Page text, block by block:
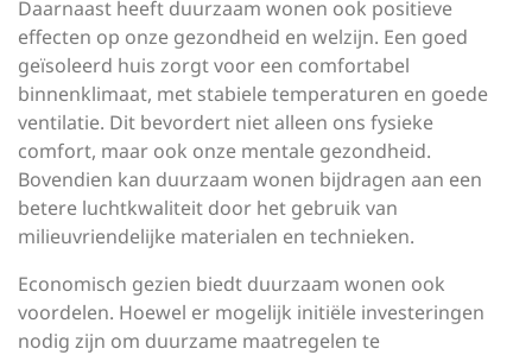
Daarnaast heeft duurzaam wonen ook positieve
effecten op onze gezondheid en welzijn. Een goed
geïsoleerd huis zorgt voor een comfortabel
binnenklimaat, met stabiele temperaturen en goede
ventilatie. Dit bevordert niet alleen ons fysieke
comfort, maar ook onze mentale gezondheid.
Bovendien kan duurzaam wonen bijdragen aan een
betere luchtkwaliteit door het gebruik van
milieuvriendelijke materialen en technieken.
Economisch gezien biedt duurzaam wonen ook
voordelen. Hoewel er mogelijk initiële investeringen
nodig zijn om duurzame maatregelen te